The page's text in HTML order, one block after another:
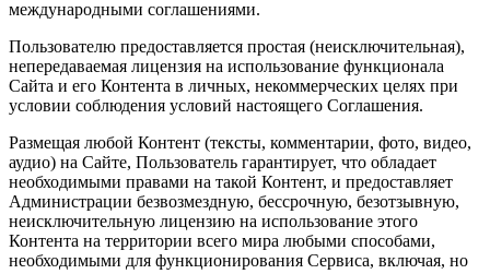
международными соглашениями.
Пользователю предоставляется простая (неисключительная),
непередаваемая лицензия на использование функционала
Сайта и его Контента в личных, некоммерческих целях при
условии соблюдения условий настоящего Соглашения.
Размещая любой Контент (тексты, комментарии, фото, видео,
аудио) на Сайте, Пользователь гарантирует, что обладает
необходимыми правами на такой Контент, и предоставляет
Администрации безвозмездную, бессрочную, безотзывную,
неисключительную лицензию на использование этого
Контента на территории всего мира любыми способами,
необходимыми для функционирования Сервиса, включая, но